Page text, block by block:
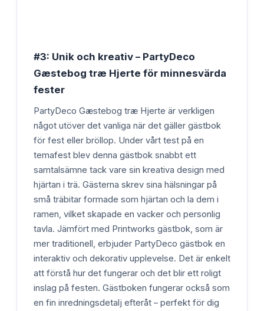
#3: Unik och kreativ – PartyDeco
Gæstebog træ Hjerte för minnesvärda
fester
PartyDeco Gæstebog træ Hjerte är verkligen
något utöver det vanliga när det gäller gästbok
för fest eller bröllop. Under vårt test på en
temafest blev denna gästbok snabbt ett
samtalsämne tack vare sin kreativa design med
hjärtan i trä. Gästerna skrev sina hälsningar på
små träbitar formade som hjärtan och la dem i
ramen, vilket skapade en vacker och personlig
tavla. Jämfört med Printworks gästbok, som är
mer traditionell, erbjuder PartyDeco gästbok en
interaktiv och dekorativ upplevelse. Det är enkelt
att förstå hur det fungerar och det blir ett roligt
inslag på festen. Gästboken fungerar också som
en fin inredningsdetalj efteråt – perfekt för dig